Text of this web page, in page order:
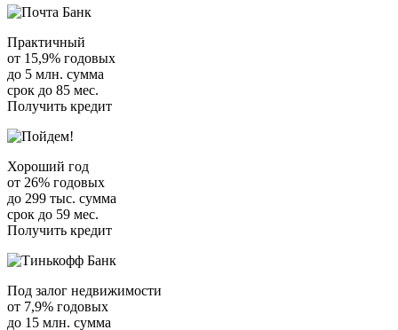
Практичный
от 15,9% годовых
до 5 млн. сумма
срок до 85 мес.
Получить кредит
Хороший год
от 26% годовых
до 299 тыс. сумма
срок до 59 мес.
Получить кредит
Под залог недвижимости
от 7,9% годовых
до 15 млн. сумма